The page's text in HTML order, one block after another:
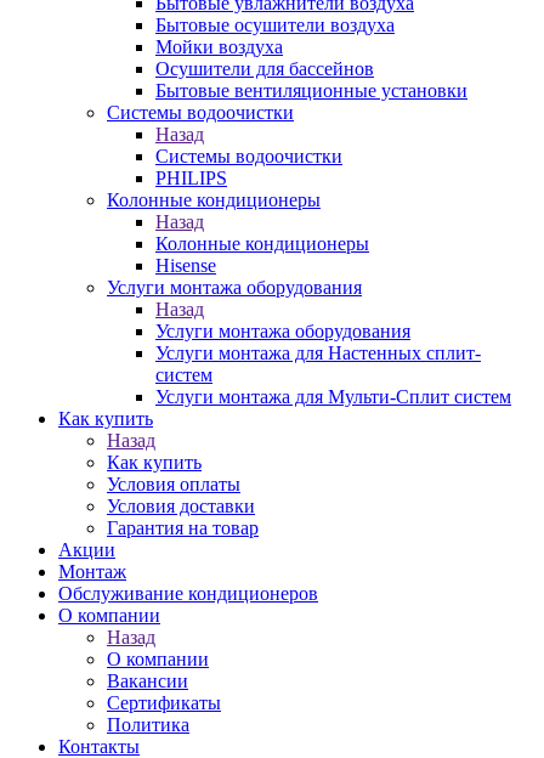
Бытовые осушители воздуха
Мойки воздуха
Осушители для бассейнов
Бытовые вентиляционные установки
Системы водоочистки
Назад
Системы водоочистки
PHILIPS
Колонные кондиционеры
Назад
Колонные кондиционеры
Hisense
Услуги монтажа оборудования
Назад
Услуги монтажа оборудования
Услуги монтажа для Настенных сплит-
систем
Услуги монтажа для Мульти-Сплит систем
Как купить
Назад
Как купить
Условия оплаты
Условия доставки
Гарантия на товар
Акции
Монтаж
Обслуживание кондиционеров
О компании
Назад
О компании
Вакансии
Сертификаты
Политика
Контакты